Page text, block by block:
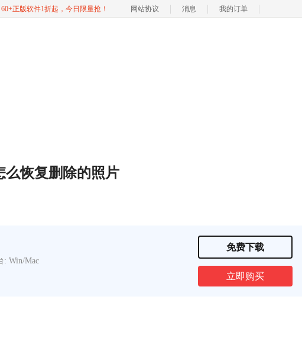
60+正版软件1折起，今日限量抢！ 网站协议 消息 我的订单
么恢复删除的照片
: Win/Mac
免费下载
立即购买